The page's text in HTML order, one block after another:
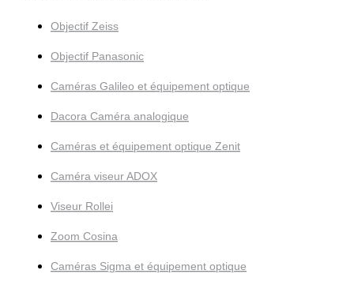
Objectif Zeiss
Objectif Panasonic
Caméras Galileo et équipement optique
Dacora Caméra analogique
Caméras et équipement optique Zenit
Caméra viseur ADOX
Viseur Rollei
Zoom Cosina
Caméras Sigma et équipement optique